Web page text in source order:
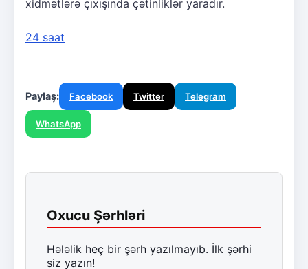
xidmətlərə çıxışında çətinliklər yaradır.
24 saat
Paylaş: Facebook Twitter Telegram
WhatsApp
Oxucu Şərhləri
Hələlik heç bir şərh yazılmayıb. İlk şərhi
siz yazın!